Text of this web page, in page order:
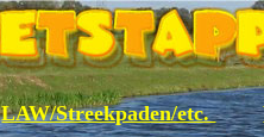
LAW/Streekpaden/etc.